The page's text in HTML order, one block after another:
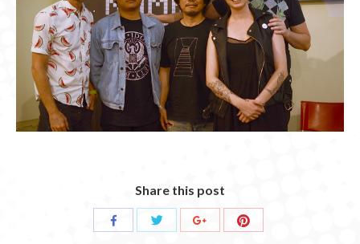
Share this post
Share
Share